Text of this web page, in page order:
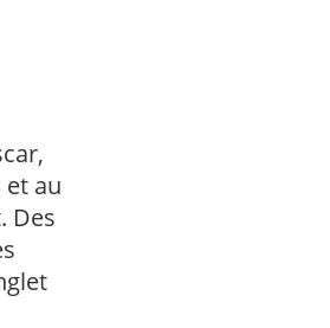
et au
Des